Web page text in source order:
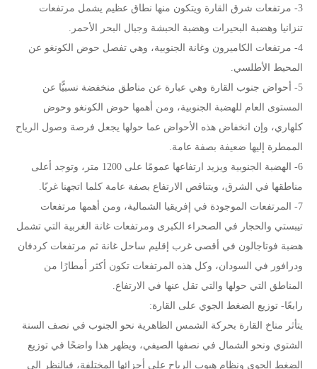
3- مرتفعات شرق القارة ويتكون منها نطاق عظيم يشمل مرتفعات
تنزانيا وهضبة البحيرات وهضبة الحبشة وجبال البحر الأحمر.
4- مرتفعات الكاميرون وغانة الجنوبية، وهي تفصل حوض الكونغو عن
المحيط الأطلسي.
5- أحواض جنوب القارة وهي عبارة عن مناطق منخفضة نسبيًّا عن
المستوى العام للهضبة الجنوبية، ومن أهمها حوض الكونغو وحوض
كلهاري، وإن انخفاض هذه الأحواض عما حولها يجعل فرصة وصول الرياح
الممطرة إليها ضعيفة بصفة عامة.
6- الهضبة الجنوبية ويزيد ارتفاعها عمومًا على 1200 متر، وتوجد أعلى
مناطقها في الشرق، ويتناقص الارتفاع بصفة عامة كلما اتجهنا غربًا.
7- المرتفعات الموجودة في إفريقيا الشمالية، ومن أهمها مرتفعات
تيبستي والحجار في الصحراء الكبرى ومرتفعات غانة الغربية التي تشمل
هضبة فوتاجالون في أقصى غرب إقليم ساحل غانة ثم مرتفعات كردفان
ودرافور في السودان، وكل هذه المرتفعات تكون أكثر أمطارًا من
المناطق التي حولها والتي تقل عنها في الارتفاع.
رابعًا- توزيع الضغط الجوي على القارة:
يتأثر مناخ القارة بحركة الشمس الظاهرية نحو الجنوب في نصف السنة
الشتوي ونحو الشمال في نصفها الصيفي، ويظهر هذا واضحًا في توزيع
الضغط الجوي ونظام هبوب الرياح على أجزائها المختلفة، فبالنظر إلى